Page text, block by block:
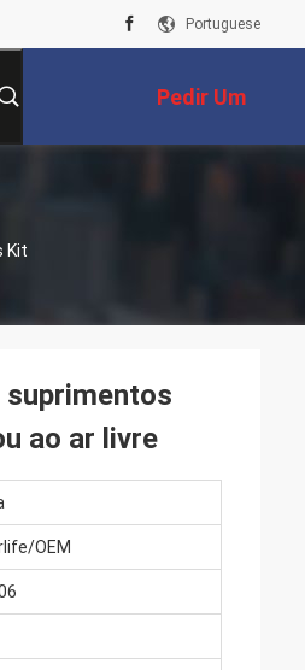
Portuguese
Pedir Um
Orçamento
Kit
suprimentos
ao ar livre
OEM